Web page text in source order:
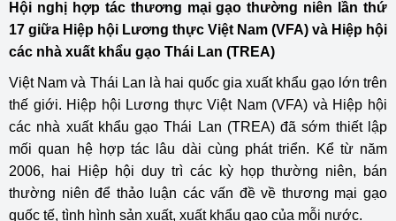
Hội nghị hợp tác thương mại gạo thường niên lần thứ
17 giữa Hiệp hội Lương thực Việt Nam (VFA) và Hiệp hội
các nhà xuất khẩu gạo Thái Lan (TREA)
Việt Nam và Thái Lan là hai quốc gia xuất khẩu gạo lớn trên
thế giới. Hiệp hội Lương thực Việt Nam (VFA) và Hiệp hội
các nhà xuất khẩu gạo Thái Lan (TREA) đã sớm thiết lập
mối quan hệ hợp tác lâu dài cùng phát triển. Kể từ năm
2006, hai Hiệp hội duy trì các kỳ họp thường niên, bán
thường niên để thảo luận các vấn đề về thương mại gạo
quốc tế, tình hình sản xuất, xuất khẩu gạo của mỗi nước.